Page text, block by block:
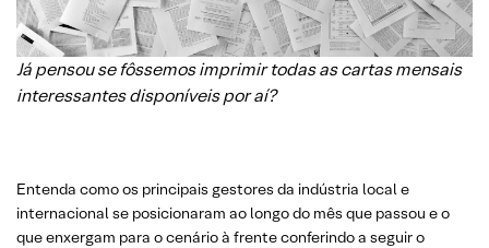
Já pensou se fôssemos imprimir todas as cartas mensais
interessantes disponíveis por aí?
Entenda como os principais gestores da indústria local e
internacional se posicionaram ao longo do mês que passou e o
que enxergam para o cenário à frente conferindo a seguir o